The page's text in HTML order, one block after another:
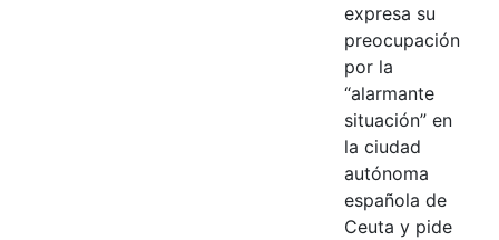
expresa su
preocupación
por la
“alarmante
situación” en
la ciudad
autónoma
española de
Ceuta y pide